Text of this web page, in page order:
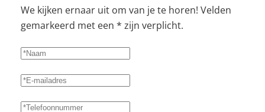
We kijken ernaar uit om van je te horen! Velden
gemarkeerd met een * zijn verplicht.